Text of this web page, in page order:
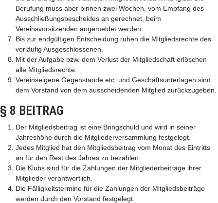
Berufung muss aber binnen zwei Wochen, vom Empfang des
Ausschließungsbescheides an gerechnet, beim
Vereinsvorsitzenden angemeldet werden.
Bis zur endgültigen Entscheidung ruhen die Mitgliedsrechte des
vorläufig Ausgeschlossenen.
Mit der Aufgabe bzw. dem Verlust der Mitgliedschaft erlöschen
alle Mitgliedsrechte.
Vereinseigene Gegenstände etc. und Geschäftsunterlagen sind
dem Vorstand von dem ausscheidenden Mitglied zurückzugeben.
§ 8 BEITRAG
Der Mitgliedsbeitrag ist eine Bringschuld und wird in seiner
Jahreshöhe durch die Mitgliederversammlung festgelegt.
Jedes Mitglied hat den Mitgliedsbeitrag vom Monat des Eintritts
an für den Rest des Jahres zu bezahlen.
Die Klubs sind für die Zahlungen der Mitgliederbeiträge ihrer
Mitglieder verantwortlich.
Die Fälligkeitstermine für die Zahlungen der Mitgliedsbeiträge
werden durch den Vorstand festgelegt.